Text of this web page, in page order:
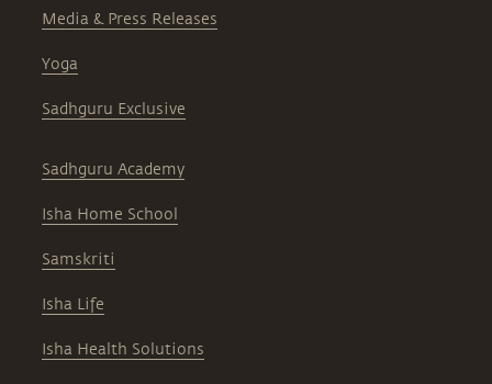
Media & Press Releases
Yoga
Sadhguru Exclusive
Sadhguru Academy
Isha Home School
Samskriti
Isha Life
Isha Health Solutions